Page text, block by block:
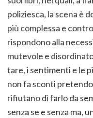
poliziesca, la scena è
più complessa e
rispondono alla
mutevole e
tare, i sentimenti e le
non fa sconti
rifiutano di farlo da
senza se e senza ma,